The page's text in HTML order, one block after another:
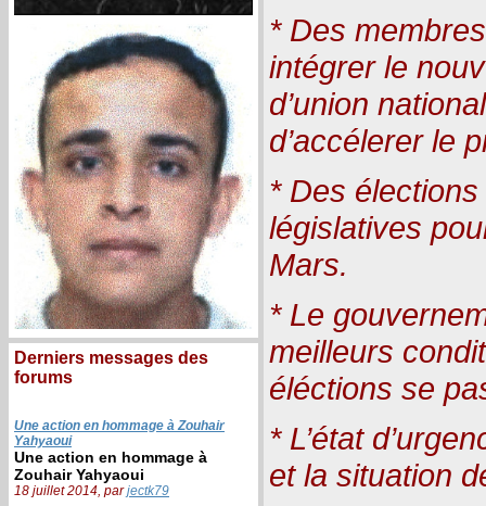
Derniers messages des
forums
Une action en hommage à Zouhair
Yahyaoui
Une action en hommage à
Zouhair Yahyaoui
18 juillet 2014, parjectk79
* Des
intégrer le
d’union
d’accélerer le
* Des
législatives
Mars.
* Le
meilleurs
éléctions se
* L’état
et la situation